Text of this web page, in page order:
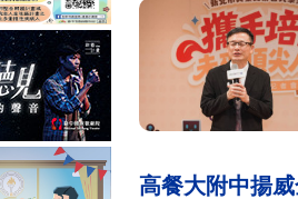
高餐大附中揚